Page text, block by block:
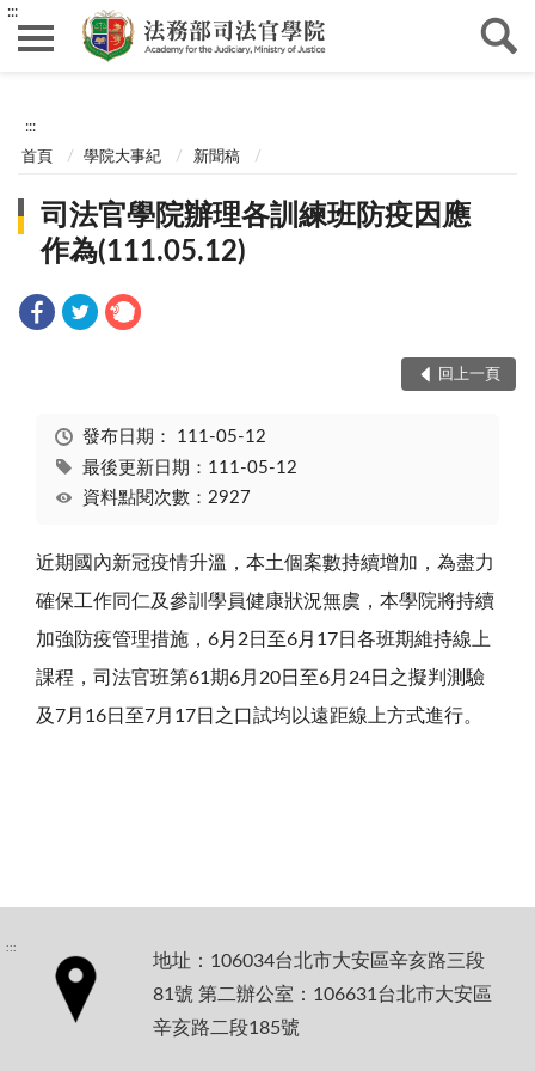
:::
:::
首頁 學院大事紀 新聞稿
司法官學院辦理各訓練班防疫因應
作為(111.05.12)
回上一頁
發布日期： 111-05-12
最後更新日期：111-05-12
資料點閱次數：2927
近期國內新冠疫情升溫，本土個案數持續增加，為盡力
確保工作同仁及參訓學員健康狀況無虞，本學院將持續
加強防疫管理措施， 6月 2 日至6月 17日各班期維持線上
課程，司法官班第61 期6月 20日至6月 24日之擬判測驗
及7月 16日至7月 17日之口試均以遠距線上方式進行。
:::
地址：106034台北市大安區辛亥路三段
81號 第二辦公室：106631台北市大安區
辛亥路二段185號